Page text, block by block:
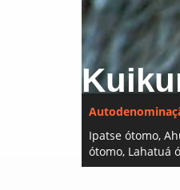
Ipatse ótomo,
ótomo, Lahatuá